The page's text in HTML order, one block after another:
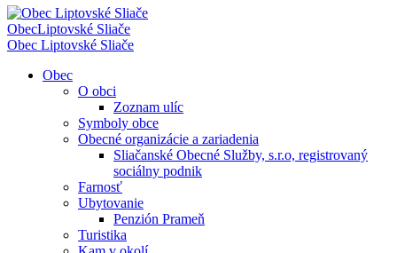
ObecLiptovské Sliače
Obec Liptovské Sliače
Obec
O obci
Zoznam ulíc
Symboly obce
Obecné organizácie a zariadenia
Sliačanské Obecné Služby, s.r.o, registrovaný
sociálny podnik
Farnosť
Ubytovanie
Penzión Prameň
Turistika